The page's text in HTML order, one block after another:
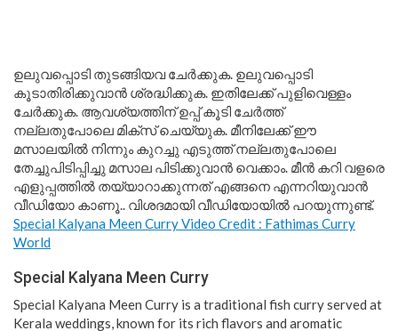
ഉലുവപ്പൊടി തുടങ്ങിയവ ചേർക്കുക. ഉലുവപ്പൊടി
കൂടാതിരിക്കുവാൻ ശ്രദ്ധിക്കുക. ഇതിലേക്ക് പുളിവെള്ളം
ചേർക്കുക. ആവശ്യത്തിന് ഉപ്പ് കൂടി ചേർത്ത്
നല്ലതുപോലെ മിക്സ് ചെയ്യുക. മീനിലേക്ക് ഈ
മസാലയിൽ നിന്നും കുറച്ചു എടുത്ത് നല്ലതുപോലെ
തേച്ചുപിടിപ്പിച്ചു മസാല പിടിക്കുവാൻ വെക്കാം. മീൻ കറി വളരെ
എളുപ്പത്തിൽ തയ്യാറാക്കുന്നത് എങ്ങനെ എന്നറിയുവാൻ
വീഡിയോ കാണൂ.. വിശദമായി വീഡിയോയിൽ പറയുന്നുണ്ട്.
Special Kalyana Meen Curry Video Credit : Fathimas Curry
World
Special Kalyana Meen Curry
Special Kalyana Meen Curry is a traditional fish curry served at
Kerala weddings, known for its rich flavors and aromatic